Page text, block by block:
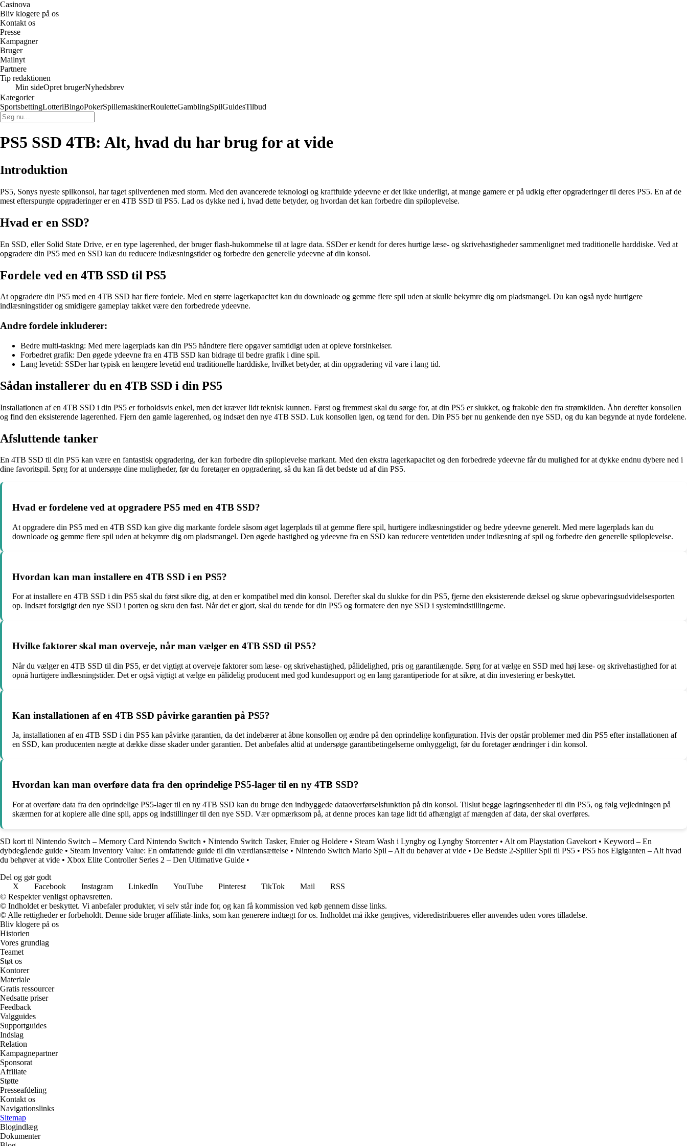
Casinova
Bliv klogere på os
Kontakt os
Presse
Kampagner
Bruger
Mailnyt
Partnere
Tip redaktionen
Min sideOpret brugerNyhedsbrev
Kategorier
SportsbettingLotteriBingoPokerSpillemaskinerRouletteGamblingSpilGuidesTilbud
PS5 SSD 4TB: Alt, hvad du har brug for at vide
Introduktion
PS5, Sonys nyeste spilkonsol, har taget spilverdenen med storm. Med den avancerede teknologi og kraftfulde ydeevne er det ikke underligt, at mange gamere er på udkig efter opgraderinger til deres PS5. En af de
mest efterspurgte opgraderinger er en 4TB SSD til PS5. Lad os dykke ned i, hvad dette betyder, og hvordan det kan forbedre din spiloplevelse.
Hvad er en SSD?
En SSD, eller Solid State Drive, er en type lagerenhed, der bruger flash-hukommelse til at lagre data. SSDer er kendt for deres hurtige læse- og skrivehastigheder sammenlignet med traditionelle harddiske. Ved at
opgradere din PS5 med en SSD kan du reducere indlæsningstider og forbedre den generelle ydeevne af din konsol.
Fordele ved en 4TB SSD til PS5
At opgradere din PS5 med en 4TB SSD har flere fordele. Med en større lagerkapacitet kan du downloade og gemme flere spil uden at skulle bekymre dig om pladsmangel. Du kan også nyde hurtigere
indlæsningstider og smidigere gameplay takket være den forbedrede ydeevne.
Andre fordele inkluderer:
Bedre multi-tasking: Med mere lagerplads kan din PS5 håndtere flere opgaver samtidigt uden at opleve forsinkelser.
Forbedret grafik: Den øgede ydeevne fra en 4TB SSD kan bidrage til bedre grafik i dine spil.
Lang levetid: SSDer har typisk en længere levetid end traditionelle harddiske, hvilket betyder, at din opgradering vil vare i lang tid.
Sådan installerer du en 4TB SSD i din PS5
Installationen af en 4TB SSD i din PS5 er forholdsvis enkel, men det kræver lidt teknisk kunnen. Først og fremmest skal du sørge for, at din PS5 er slukket, og frakoble den fra strømkilden. Åbn derefter konsollen
og find den eksisterende lagerenhed. Fjern den gamle lagerenhed, og indsæt den nye 4TB SSD. Luk konsollen igen, og tænd for den. Din PS5 bør nu genkende den nye SSD, og du kan begynde at nyde fordelene.
Afsluttende tanker
En 4TB SSD til din PS5 kan være en fantastisk opgradering, der kan forbedre din spiloplevelse markant. Med den ekstra lagerkapacitet og den forbedrede ydeevne får du mulighed for at dykke endnu dybere ned i
dine favoritspil. Sørg for at undersøge dine muligheder, før du foretager en opgradering, så du kan få det bedste ud af din PS5.
Hvad er fordelene ved at opgradere PS5 med en 4TB SSD?
At opgradere din PS5 med en 4TB SSD kan give dig markante fordele såsom øget lagerplads til at gemme flere spil, hurtigere indlæsningstider og bedre ydeevne generelt. Med mere lagerplads kan du
downloade og gemme flere spil uden at bekymre dig om pladsmangel. Den øgede hastighed og ydeevne fra en SSD kan reducere ventetiden under indlæsning af spil og forbedre den generelle spiloplevelse.
Hvordan kan man installere en 4TB SSD i en PS5?
For at installere en 4TB SSD i din PS5 skal du først sikre dig, at den er kompatibel med din konsol. Derefter skal du slukke for din PS5, fjerne den eksisterende dæksel og skrue opbevaringsudvidelsesporten
op. Indsæt forsigtigt den nye SSD i porten og skru den fast. Når det er gjort, skal du tænde for din PS5 og formatere den nye SSD i systemindstillingerne.
Hvilke faktorer skal man overveje, når man vælger en 4TB SSD til PS5?
Når du vælger en 4TB SSD til din PS5, er det vigtigt at overveje faktorer som læse- og skrivehastighed, pålidelighed, pris og garantilængde. Sørg for at vælge en SSD med høj læse- og skrivehastighed for at
opnå hurtigere indlæsningstider. Det er også vigtigt at vælge en pålidelig producent med god kundesupport og en lang garantiperiode for at sikre, at din investering er beskyttet.
Kan installationen af en 4TB SSD påvirke garantien på PS5?
Ja, installationen af en 4TB SSD i din PS5 kan påvirke garantien, da det indebærer at åbne konsollen og ændre på den oprindelige konfiguration. Hvis der opstår problemer med din PS5 efter installationen af
en SSD, kan producenten nægte at dække disse skader under garantien. Det anbefales altid at undersøge garantibetingelserne omhyggeligt, før du foretager ændringer i din konsol.
Hvordan kan man overføre data fra den oprindelige PS5-lager til en ny 4TB SSD?
For at overføre data fra den oprindelige PS5-lager til en ny 4TB SSD kan du bruge den indbyggede dataoverførselsfunktion på din konsol. Tilslut begge lagringsenheder til din PS5, og følg vejledningen på
skærmen for at kopiere alle dine spil, apps og indstillinger til den nye SSD. Vær opmærksom på, at denne proces kan tage lidt tid afhængigt af mængden af data, der skal overføres.
SD kort til Nintendo Switch – Memory Card Nintendo Switch • Nintendo Switch Tasker, Etuier og Holdere • Steam Wash i Lyngby og Lyngby Storcenter• Alt om Playstation Gavekort • Keyword – En
dybdegående guide • Steam Inventory Value: En omfattende guide til din værdiansættelse • Nintendo Switch Mario Spil – Alt du behøver at vide • De Bedste 2-Spiller Spil til PS5 • PS5 hos Elgiganten – Alt hvad
du behøver at vide • Xbox Elite Controller Series 2 – Den Ultimative Guide •
Del og gør godt
X
Facebook Instagram LinkedIn YouTube Pinterest TikTok Mail
RSS
© Respekter venligst ophavsretten.
© Indholdet er beskyttet. Vi anbefaler produkter, vi selv står inde for, og kan få kommission ved køb gennem disse links.
© Alle rettigheder er forbeholdt. Denne side bruger affiliate-links, som kan generere indtægt for os. Indholdet må ikke gengives, videredistribueres eller anvendes uden vores tilladelse.
Bliv klogere på os
Historien
Vores grundlag
Teamet
Støt os
Kontorer
Materiale
Gratis ressourcer
Nedsatte priser
Feedback
Valgguides
Supportguides
Indslag
Relation
Kampagnepartner
Sponsorat
Affiliate
Støtte
Presseafdeling
Kontakt os
Navigationslinks
Sitemap
Blogindlæg
Dokumenter